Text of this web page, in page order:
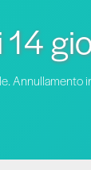
14
Annullamento